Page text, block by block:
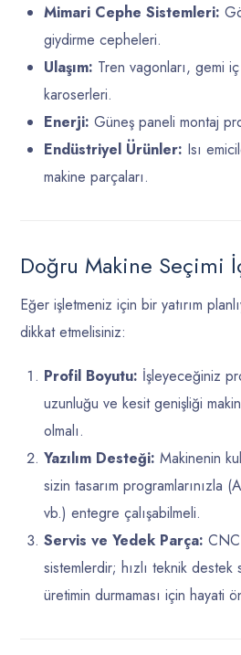
Mimari Cephe Sistemleri:
giydirme cepheleri.
Ulaşım: Tren vagonları, gemi
karoserleri.
Enerji: Güneş paneli montaj
Endüstriyel Ürünler: Isı
makine parçaları.
Doğru Makine Seçimi
Eğer işletmeniz için bir yatırım
dikkat etmelisiniz:
Profil Boyutu: İşleyeceğiniz
uzunluğu ve kesit genişliği
olmalı.
Yazılım Desteği: Makinenin
sizin tasarım programlarınızla
vb.) entegre çalışabilmeli.
Servis ve Yedek Parça: CNC
sistemlerdir; hızlı teknik
üretimin durmaması için hayati